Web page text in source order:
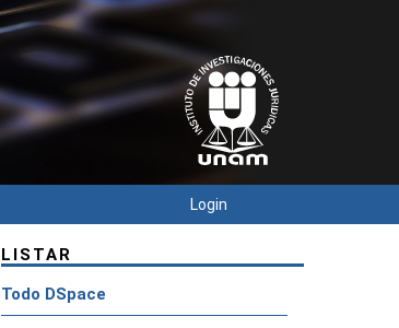
Login
LISTAR
Todo DSpace